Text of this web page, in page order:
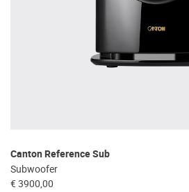
Canton Reference Sub
Subwoofer
€ 3900,00